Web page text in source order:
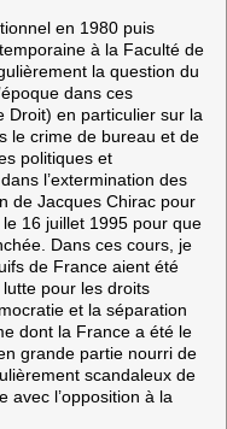
en 1980 puis
à la Faculté de
la question du
dans ces
Droit) en particulier sur la
le crime de bureau et de
politiques et
l’extermination des
de Jacques Chirac pour
le 16 juillet 1995 pour que
Dans ces cours, je
de France aient été
pour les droits
et la séparation
dont la France a été le
grande partie nourri de
scandaleux de
avec l’opposition à la